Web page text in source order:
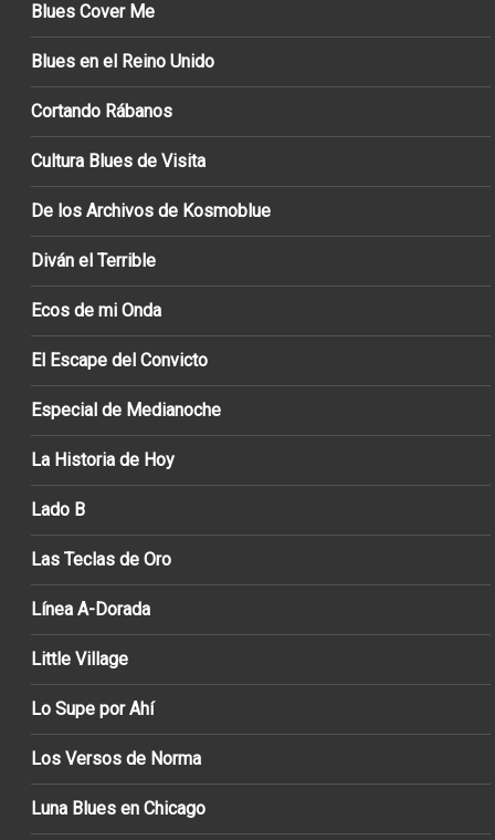
Blues Cover Me
Blues en el Reino Unido
Cortando Rábanos
Cultura Blues de Visita
De los Archivos de Kosmoblue
Diván el Terrible
Ecos de mi Onda
El Escape del Convicto
Especial de Medianoche
La Historia de Hoy
Lado B
Las Teclas de Oro
Línea A-Dorada
Little Village
Lo Supe por Ahí
Los Versos de Norma
Luna Blues en Chicago